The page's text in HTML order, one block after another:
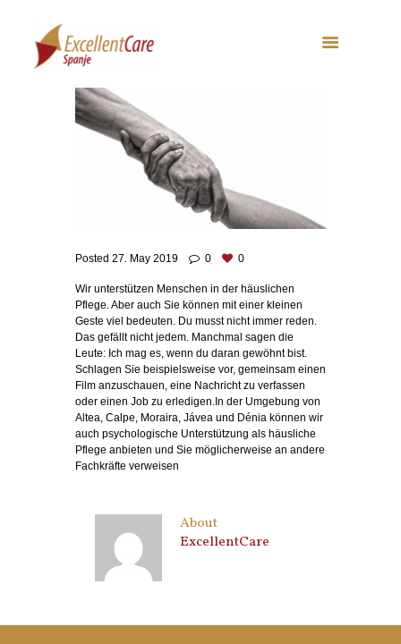
Posted 27. May 2019 0 0
Wir unterstützen Menschen in der häuslichen
Pflege. Aber auch Sie können mit einer kleinen
Geste viel bedeuten. Du musst nicht immer reden.
Das gefällt nicht jedem. Manchmal sagen die
Leute: Ich mag es, wenn du daran gewöhnt bist.
Schlagen Sie beispielsweise vor, gemeinsam einen
Film anzuschauen, eine Nachricht zu verfassen
oder einen Job zu erledigen.In der Umgebung von
Altea, Calpe, Moraira, Jávea und Dénia können wir
auch psychologische Unterstützung als häusliche
Pflege anbieten und Sie möglicherweise an andere
Fachkräfte verweisen
About
ExcellentCare